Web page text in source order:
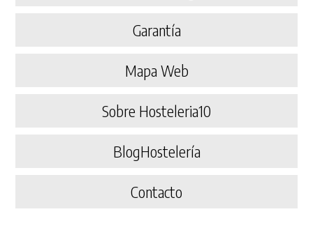
Garantía
Mapa Web
Sobre Hosteleria10
BlogHostelería
Contacto